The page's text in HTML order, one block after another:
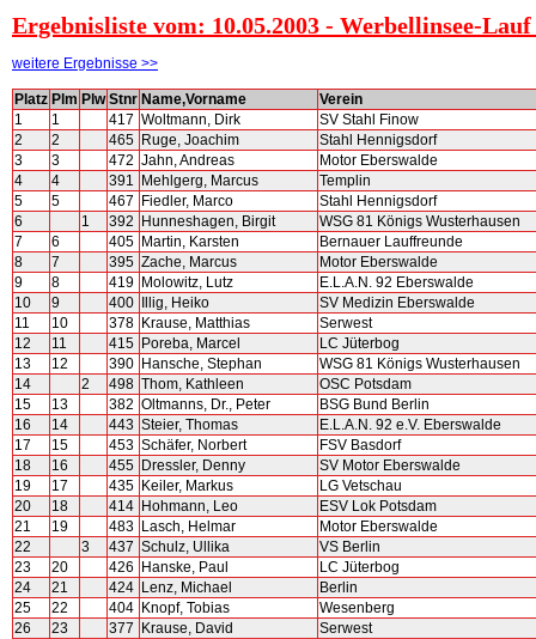
Ergebnisliste vom: 10.05.2003 - Werbellinsee-
weitere Ergebnisse >>
Platz Plm Plw Stnr Name,Vorname
Verein
1
1 417 Woltmann, Dirk
SV Stahl Finow
2
2 465 Ruge, Joachim
Stahl Hennigsdorf
3
3 472 Jahn, Andreas
Motor Eberswalde
4
4 391 Mehlgerg, Marcus
Templin
5
5 467 Fiedler, Marco
Stahl Hennigsdorf
6
1 392 Hunneshagen, Birgit
WSG 81 Königs Wusterhausen
7
6 405 Martin, Karsten
Bernauer Lauffreunde
8
7 395 Zache, Marcus
Motor Eberswalde
9
8 419 Molowitz, Lutz
E.L.A.N. 92 Eberswalde
10
9 400 Illig, Heiko
SV Medizin Eberswalde
11
10 378 Krause, Matthias
Serwest
12
11 415 Poreba, Marcel
LC Jüterbog
13
12 390 Hansche, Stephan
WSG 81 Königs Wusterhausen
14
2 498 Thom, Kathleen
OSC Potsdam
15
13 382 Oltmanns, Dr., Peter
BSG Bund Berlin
16
14 443 Steier, Thomas
E.L.A.N. 92 e.V. Eberswalde
17
15 453 Schäfer, Norbert
FSV Basdorf
18
16 455 Dressler, Denny
SV Motor Eberswalde
19
17 435 Keiler, Markus
LG Vetschau
20
18 414 Hohmann, Leo
ESV Lok Potsdam
21
19 483 Lasch, Helmar
Motor Eberswalde
22
3 437 Schulz, Ullika
VS Berlin
23
20 426 Hanske, Paul
LC Jüterbog
24
21 424 Lenz, Michael
Berlin
25
22 404 Knopf, Tobias
Wesenberg
26
23 377 Krause, David
Serwest